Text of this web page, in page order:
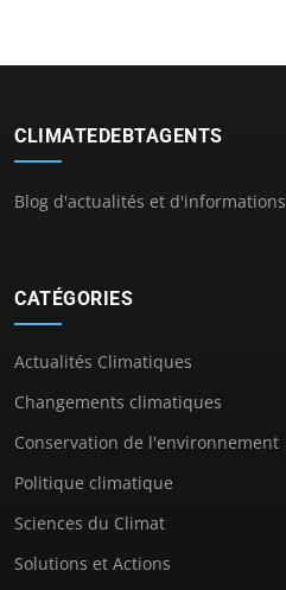
CLIMATEDEBTAGENTS
Blog d'actualités et d'informations
CATÉGORIES
Actualités Climatiques
Changements climatiques
Conservation de l'environnement
Politique climatique
Sciences du Climat
Solutions et Actions